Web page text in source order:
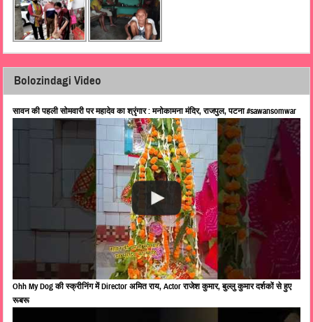
Bolozindagi Video
सावन की पहली सोमवारी पर महादेव का श्रृंगार : मनोकामना मंदिर, राजपुल, पटना #sawansomwar
Ohh My Dog की स्क्रीनिंग में Director अमित राय, Actor राजेश कुमार, बुल्लु कुमार दर्शकों से हुए
रूबरू